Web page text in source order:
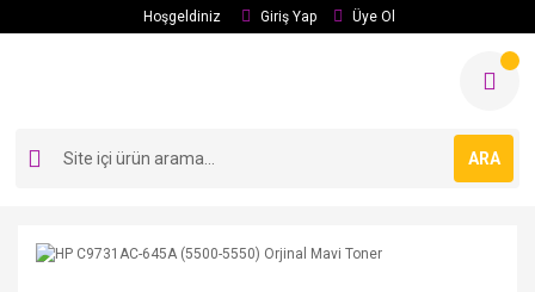
Hoşgeldiniz Giriş Yap Üye Ol
ARA